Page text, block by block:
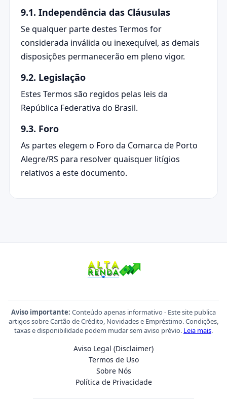
9.1. Independência das Cláusulas
Se qualquer parte destes Termos for
considerada inválida ou inexequível, as demais
disposições permanecerão em pleno vigor.
9.2. Legislação
Estes Termos são regidos pelas leis da
República Federativa do Brasil.
9.3. Foro
As partes elegem o Foro da Comarca de Porto
Alegre/RS para resolver quaisquer litígios
relativos a este documento.
Aviso importante: Conteúdo apenas informativo - Este site publica
artigos sobre Cartão de Crédito, Novidades e Empréstimo. Condições,
taxas e disponibilidade podem mudar sem aviso prévio. Leia mais.
Aviso Legal (Disclaimer)
Termos de Uso
Sobre Nós
Política de Privacidade